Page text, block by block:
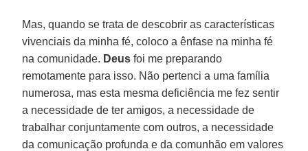
Mas, quando se trata de descobrir as características
vivenciais da minha fé, coloco a ênfase na minha fé
na comunidade. Deus foi me preparando
remotamente para isso. Não pertenci a uma família
numerosa, mas esta mesma deficiência me fez sentir
a necessidade de ter amigos, a necessidade de
trabalhar conjuntamente com outros, a necessidade
da comunicação profunda e da comunhão em valores